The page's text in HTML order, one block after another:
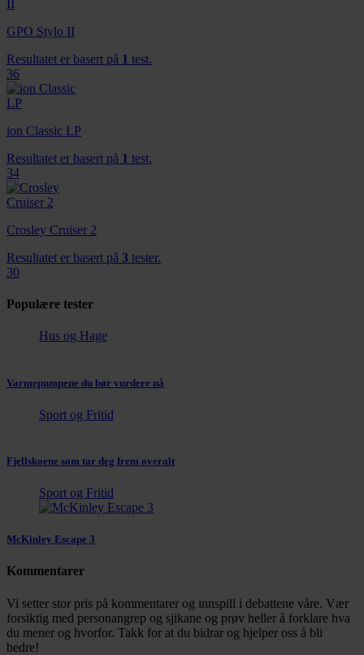
GPO Stylo II
Resultatet er basert på 1 test.
36
ion Classic LP
Resultatet er basert på 1 test.
34
Crosley Cruiser 2
Resultatet er basert på 3 tester.
30
Populære tester
Hus og Hage
Varmepumpene du bør vurdere nå
Sport og Fritid
Fjellskoene som tar deg frem overalt
Sport og Fritid
McKinley Escape 3
Kommentarer
Vi setter stor pris på kommentarer og innspill i debattene våre. Vær
forsiktig med personangrep og sjikane og prøv heller å forklare hva
du mener og hvorfor. Takk for at du bidrar og hjelper oss å bli
bedre!